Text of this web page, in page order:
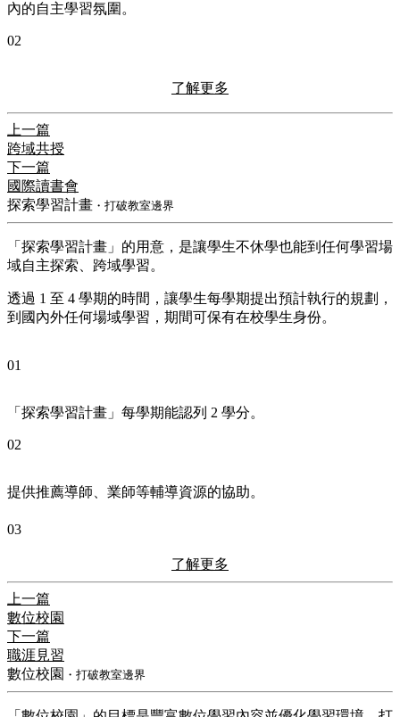
內的自主學習氛圍。
02
了解更多
上一篇
跨域共授
下一篇
國際讀書會
探索學習計畫 ・打破教室邊界
「探索學習計畫」的用意，是讓學生不休學也能到任何學習場
域自主探索、跨域學習。
透過 1 至 4 學期的時間，讓學生每學期提出預計執行的規劃，
到國內外任何場域學習，期間可保有在校學生身份。
01
「探索學習計畫」每學期能認列 2 學分。
02
提供推薦導師、業師等輔導資源的協助。
03
了解更多
上一篇
數位校園
下一篇
職涯見習
數位校園 ・打破教室邊界